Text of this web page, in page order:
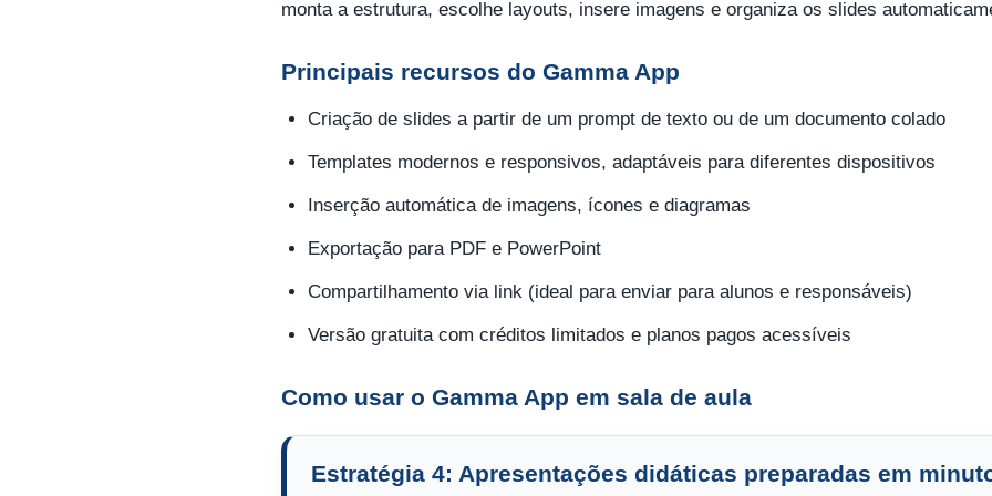
monta a estrutura, escolhe layouts, insere imagens e organiza os slides
Principais recursos do Gamma App
Criação de slides a partir de um prompt de texto ou de um documento colado
Templates modernos e responsivos, adaptáveis para diferentes dispositivos
Inserção automática de imagens, ícones e diagramas
Exportação para PDF e PowerPoint
Compartilhamento via link (ideal para enviar para alunos e responsáveis)
Versão gratuita com créditos limitados e planos pagos acessíveis
Como usar o Gamma App em sala de aula
Estratégia 4: Apresentações didáticas preparadas em